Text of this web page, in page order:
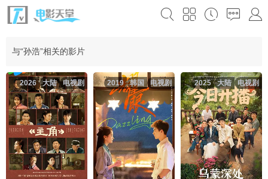
与“孙浩”相关的影片
电视剧
大陆
2026 电视剧
韩国
2019 电视剧
大陆
2025